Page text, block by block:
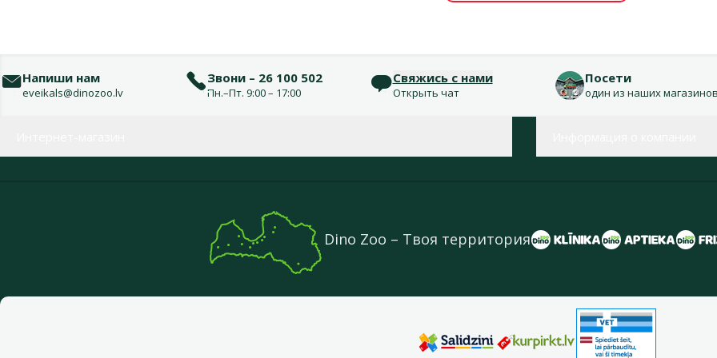
Напиши нам
eveikals@dinozoo.lv
Звони – 26 100 502
Пн.–Пт. 9:00 – 17:00
Свяжись с нами
Открыть чат
Посети
один из наших
Dino Zoo – Твоя территория